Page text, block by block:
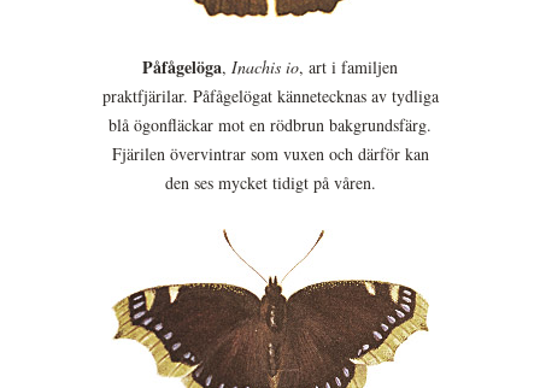
Påfågelöga, Inachis io, art i familjen
praktfjärilar. Påfågelögat kännetecknas av tydliga
blå ögonfläckar mot en rödbrun bakgrundsfärg.
Fjärilen övervintrar som vuxen och därför kan
den ses mycket tidigt på våren.